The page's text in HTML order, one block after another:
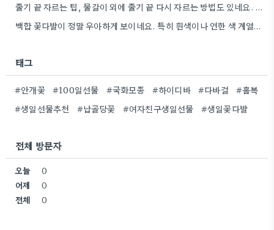
줄기 끝 자르는 팁, 물갈이 외에 줄기 끝 다시 자르는 방법도 있네요. 그거 완전 꿀팁인…
백합 꽃다발이 정말 우아하게 보이네요. 특히 흰색이나 연한 색 계열이 안전한 선택인 것 같아요.
태그
#안개꽃 #100일선물 #국화모종 #하이디바 #다바걸
#홀복
#생일선물추천
#납골당꽃 #여자친구생일선물 #생일꽃다발
전체 방문자
오늘
0
어제
0
전체
0